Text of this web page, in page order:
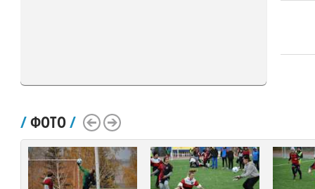
/ФОТО/
Scroll LeftScroll Right